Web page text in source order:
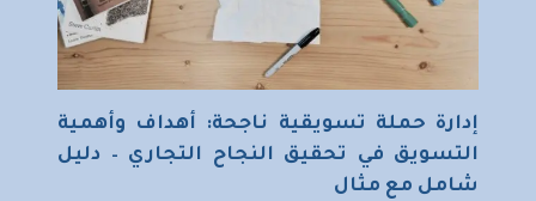
إدارة حملة تسويقية ناجحة: أهداف وأهمية
التسويق في تحقيق النجاح التجاري – دليل
شامل مع مثال